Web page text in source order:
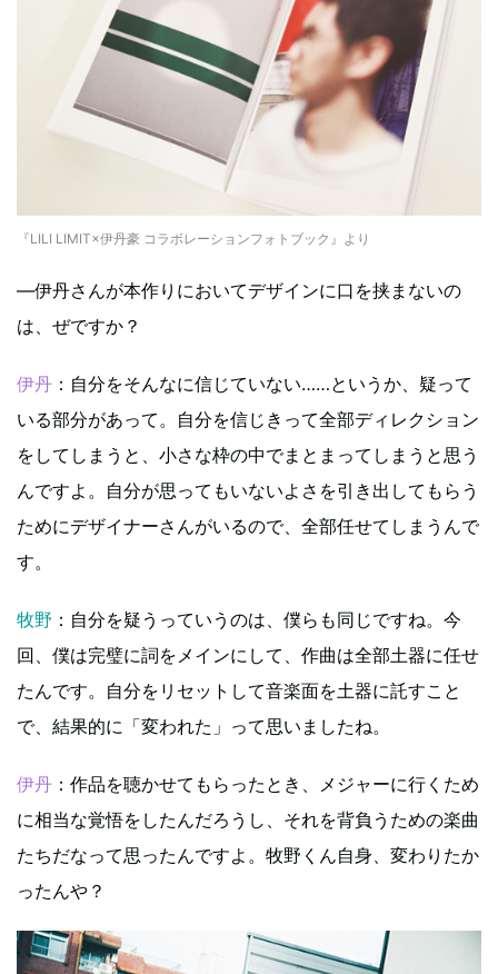
『LILI LIMIT×伊丹豪 コラボレーションフォトブック』より
―伊丹さんが本作りにおいてデザインに口を挟まないの
は、ぜですか？
伊丹 ：自分をそんなに信じていない……というか、疑って
いる部分があって。自分を信じきって全部ディレクション
をしてしまうと、小さな枠の中でまとまってしまうと思う
んですよ。自分が思ってもいないよさを引き出してもらう
ためにデザイナーさんがいるので、全部任せてしまうんで
す。
牧野 ：自分を疑うっていうのは、僕らも同じですね。今
回、僕は完璧に詞をメインにして、作曲は全部土器に任せ
たんです。自分をリセットして音楽面を土器に託すこと
で、結果的に「変われた」って思いましたね。
伊丹 ：作品を聴かせてもらったとき、メジャーに行くため
に相当な覚悟をしたんだろうし、それを背負うための楽曲
たちだなって思ったんですよ。牧野くん自身、変わりたか
ったんや？